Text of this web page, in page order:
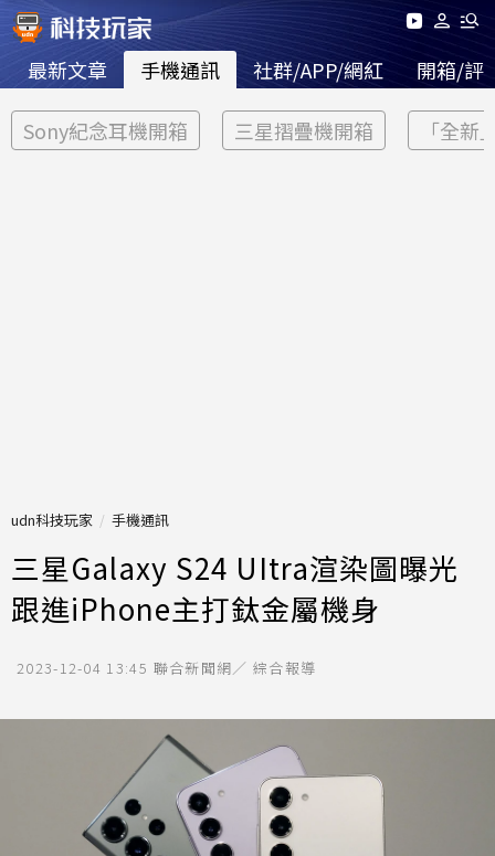
最新文章 手機通訊 社群/APP/網紅 開箱/評
Sony紀念耳機開箱 三星摺疊機開箱 「全新
udn科技玩家 手機通訊
三星Galaxy S24 UItra渲染圖曝光
跟進iPhone主打鈦金屬機身
2023-12-04 13:45 聯合新聞網／ 綜合報導